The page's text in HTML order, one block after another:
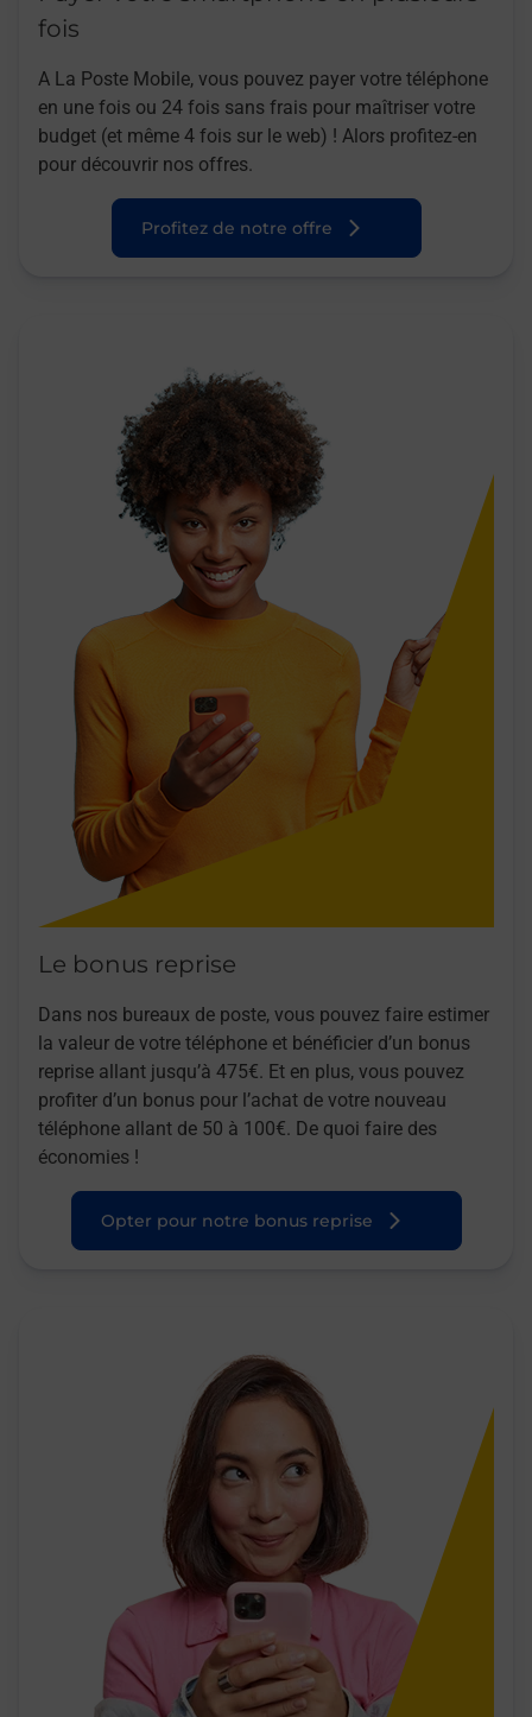
fois
A La Poste Mobile, vous pouvez payer votre téléphone
en une fois ou 24 fois sans frais pour maîtriser votre
budget (et même 4 fois sur le web) ! Alors profitez-en
pour découvrir nos offres.
Profitez de notre offre
Le bonus reprise
Dans nos bureaux de poste, vous pouvez faire estimer
la valeur de votre téléphone et bénéficier d’un bonus
reprise allant jusqu’à 475€. Et en plus, vous pouvez
profiter d’un bonus pour l’achat de votre nouveau
téléphone allant de 50 à 100€. De quoi faire des
économies !
Opter pour notre bonus reprise